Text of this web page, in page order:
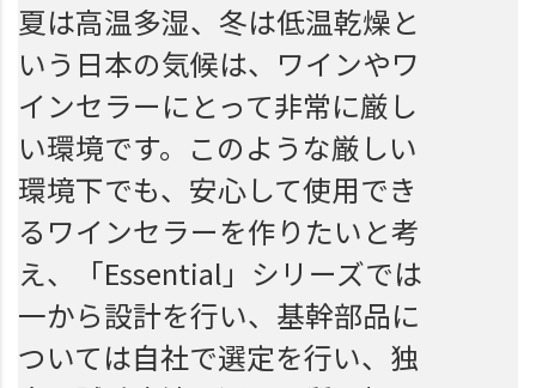
夏は高温多湿、冬は低温乾燥と
いう日本の気候は、ワインやワ
インセラーにとって非常に厳し
い環境です。このような厳しい
環境下でも、安心して使用でき
るワインセラーを作りたいと考
え、「Essential」シリーズでは
一から設計を行い、基幹部品に
ついては自社で選定を行い、独